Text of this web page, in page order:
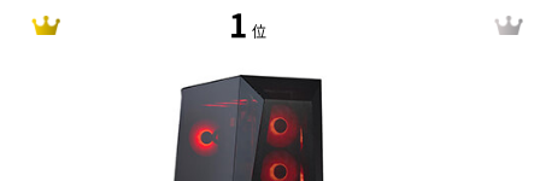
1 位